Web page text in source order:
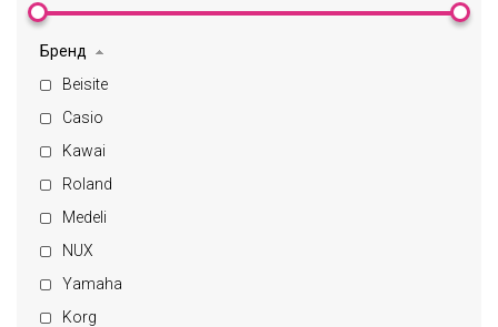
Бренд
Beisite
Casio
Kawai
Roland
Medeli
NUX
Yamaha
Korg